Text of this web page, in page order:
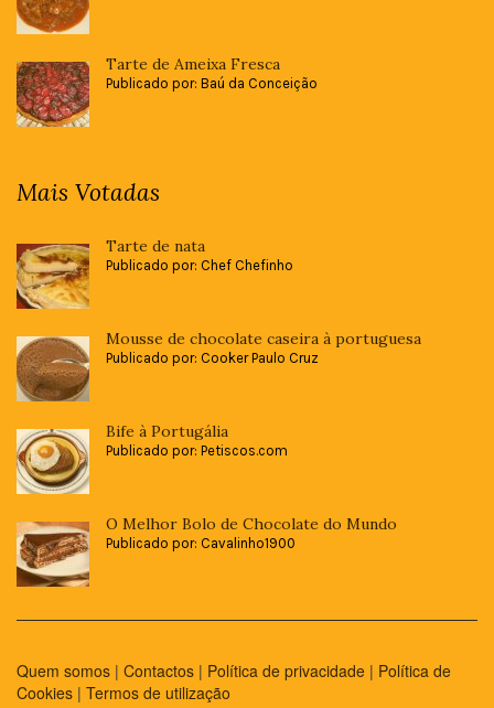
Tarte de Ameixa Fresca
Publicado por: Baú da Conceição
Mais Votadas
Tarte de nata
Publicado por: Chef Chefinho
Mousse de chocolate caseira à portuguesa
Publicado por: Cooker Paulo Cruz
Bife à Portugália
Publicado por: Petiscos.com
O Melhor Bolo de Chocolate do Mundo
Publicado por: Cavalinho1900
Quem somos | Contactos | Política de privacidade | Política de
Cookies | Termos de utilização